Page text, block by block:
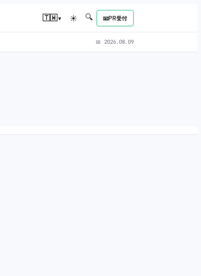
🇹🇼▾ ☀ 🔍 📧PR受付
📅 2026.08.09